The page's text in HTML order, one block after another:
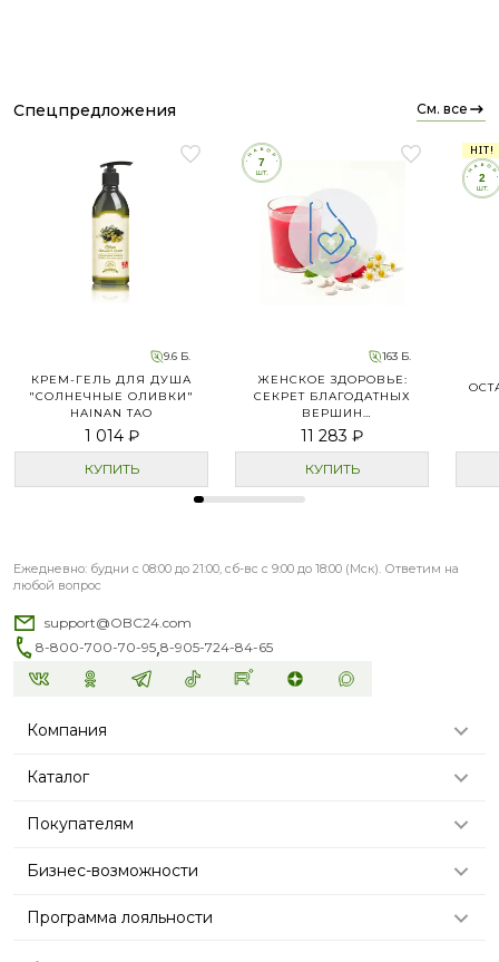
спецпредложения см. все
9.6 Б.
КРЕМ-ГЕЛЬ ДЛЯ ДУША
"СОЛНЕЧНЫЕ ОЛИВКИ"
HAINAN TAO
1 014 ₽
КУПИТЬ
163 Б.
ЖЕНСКОЕ ЗДОРОВЬЕ:
СЕКРЕТ БЛАГОДАТНЫХ
ВЕРШИН
(ЗАКРЕПЛЯЮЩИЙ ЭТАП)
11 283 ₽
КУПИТЬ
HIT!
Ежедневно: будни с 08:00 до 21:00, сб-вс с 9:00 до 18:00 (Мск). Ответим на
любой вопрос
support@OBC24.com
8-800-700-70-95,8-905-724-84-65
Компания
Каталог
Покупателям
Бизнес-возможности
Программа лояльности